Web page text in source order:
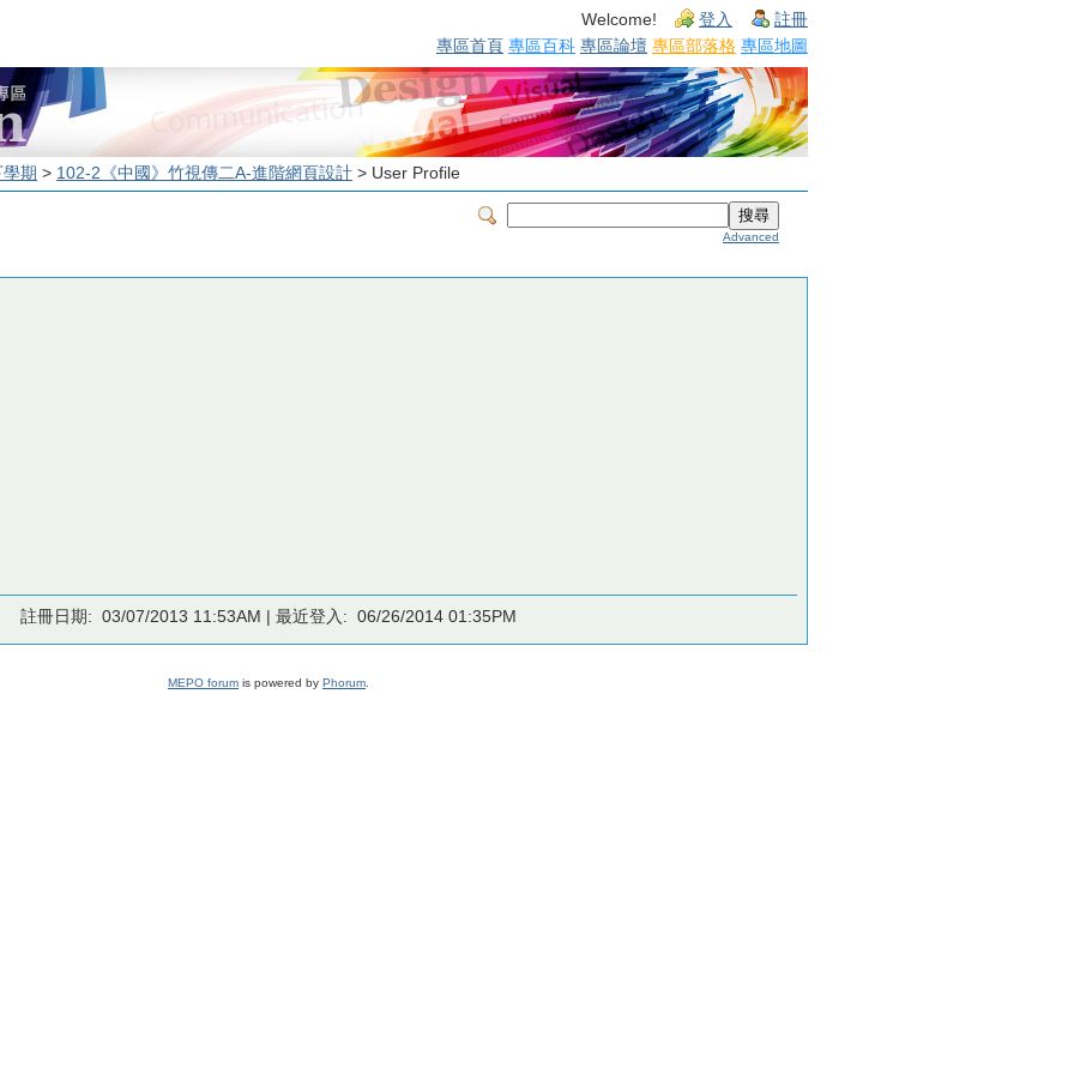
Welcome! 登入 註冊
專區首頁 專區百科 專區論壇 專區部落格 專區地圖
期 > 102-2《中國》竹視傳二A-進階網頁設計 > User Profile
Advanced
註冊日期: 03/07/2013 11:53AM | 最近登入: 06/26/2014 01:35PM
MEPO forum is powered by Phorum